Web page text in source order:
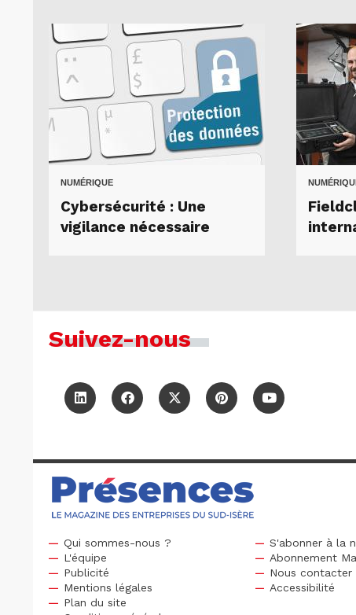
NUMÉRIQUE
Cybersécurité : Une
vigilance nécessaire
Suivez-nous
Qui sommes-nous ?
L'équipe
Publicité
S'abonner à la
Abonnement
Nous contacter
Mentions légales
Plan du site
Accessibilité